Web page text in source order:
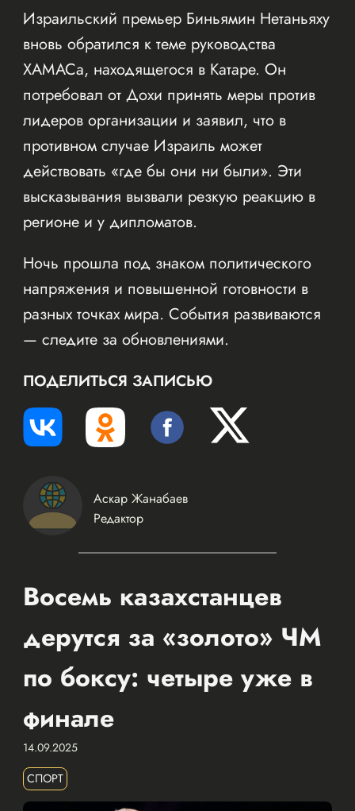
Израильский премьер Биньямин Нетаньяху
вновь обратился к теме руководства
ХАМАСа, находящегося в Катаре. Он
потребовал от Дохи принять меры против
лидеров организации и заявил, что в
противном случае Израиль может
действовать «где бы они ни были». Эти
высказывания вызвали резкую реакцию в
регионе и у дипломатов.
Ночь прошла под знаком политического
напряжения и повышенной готовности в
разных точках мира. События развиваются
— следите за обновлениями.
ПОДЕЛИТЬСЯ ЗАПИСЬЮ
Аскар Жанабаев
Редактор
Восемь казахстанцев
дерутся за «золото» ЧМ
по боксу: четыре уже в
финале
14.09.2025
СПОРТ